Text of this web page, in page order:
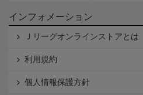
インフォメーション
Ｊリーグオンラインストアとは
利用規約
個人情報保護方針